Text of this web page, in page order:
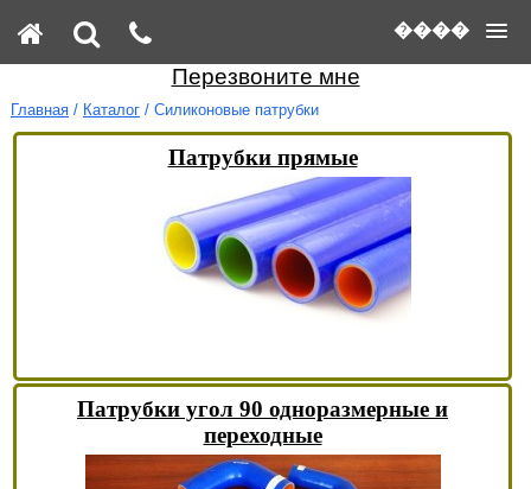
����
Перезвоните мне
Главная/ Каталог/ Силиконовые патрубки
Патрубки прямые
Патрубки угол 90 одноразмерные и
переходные